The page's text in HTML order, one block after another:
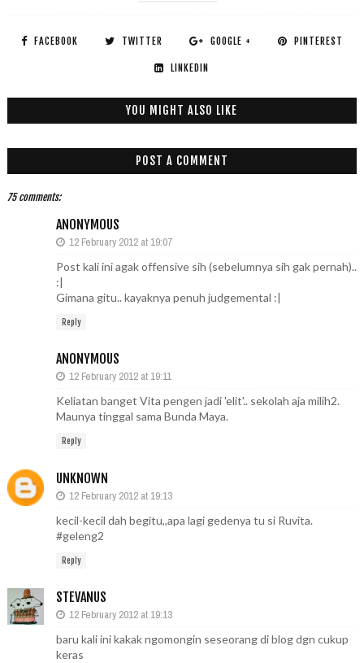
FACEBOOK TWITTER GOOGLE + PINTEREST
LINKEDIN
YOU MIGHT ALSO LIKE
POST A COMMENT
75 comments:
ANONYMOUS
12 February 2012 at 19:07
Post kali ini agak offensive sih (sebelumnya sih gak pernah)..
:|
Gimana gitu.. kayaknya penuh judgemental :|
Reply
ANONYMOUS
12 February 2012 at 19:11
Keliatan banget Vita pengen jadi 'elit'.. sekolah aja milih2.
Maunya tinggal sama Bunda Maya.
Reply
UNKNOWN
12 February 2012 at 19:13
kecil-kecil dah begitu,,apa lagi gedenya tu si Ruvita.
#geleng2
Reply
STEVANUS
12 February 2012 at 19:13
baru kali ini kakak ngomongin seseorang di blog dgn cukup
keras